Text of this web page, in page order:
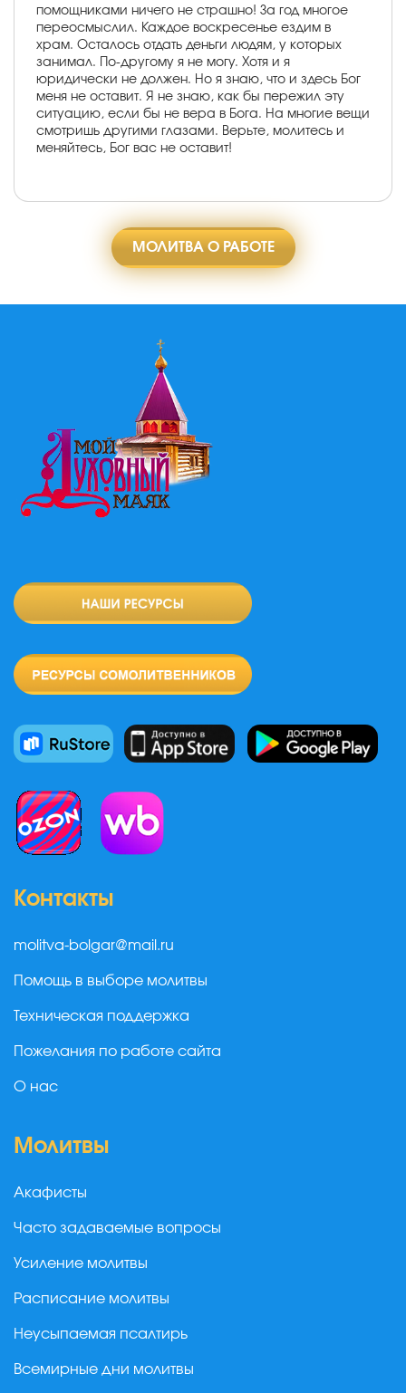
помощниками ничего не страшно! За год многое
переосмыслил. Каждое воскресенье ездим в
храм. Осталось отдать деньги людям, у которых
занимал. По-другому я не могу. Хотя и я
юридически не должен. Но я знаю, что и здесь Бог
меня не оставит. Я не знаю, как бы пережил эту
ситуацию, если бы не вера в Бога. На многие вещи
смотришь другими глазами. Верьте, молитесь и
меняйтесь, Бог вас не оставит!
МОЛИТВА О РАБОТЕ
Контакты
molitva-bolgar@mail.ru
Помощь в выборе молитвы
Техническая поддержка
Пожелания по работе сайта
О нас
Молитвы
Акафисты
Часто задаваемые вопросы
Усиление молитвы
Расписание молитвы
Неусыпаемая псалтирь
Всемирные дни молитвы